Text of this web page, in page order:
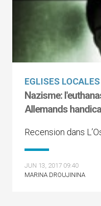
EGLISES LOCALES
Nazisme:
Allemands
Recension dans
JUN 13, 2017 09:40
MARINA DROUJININA